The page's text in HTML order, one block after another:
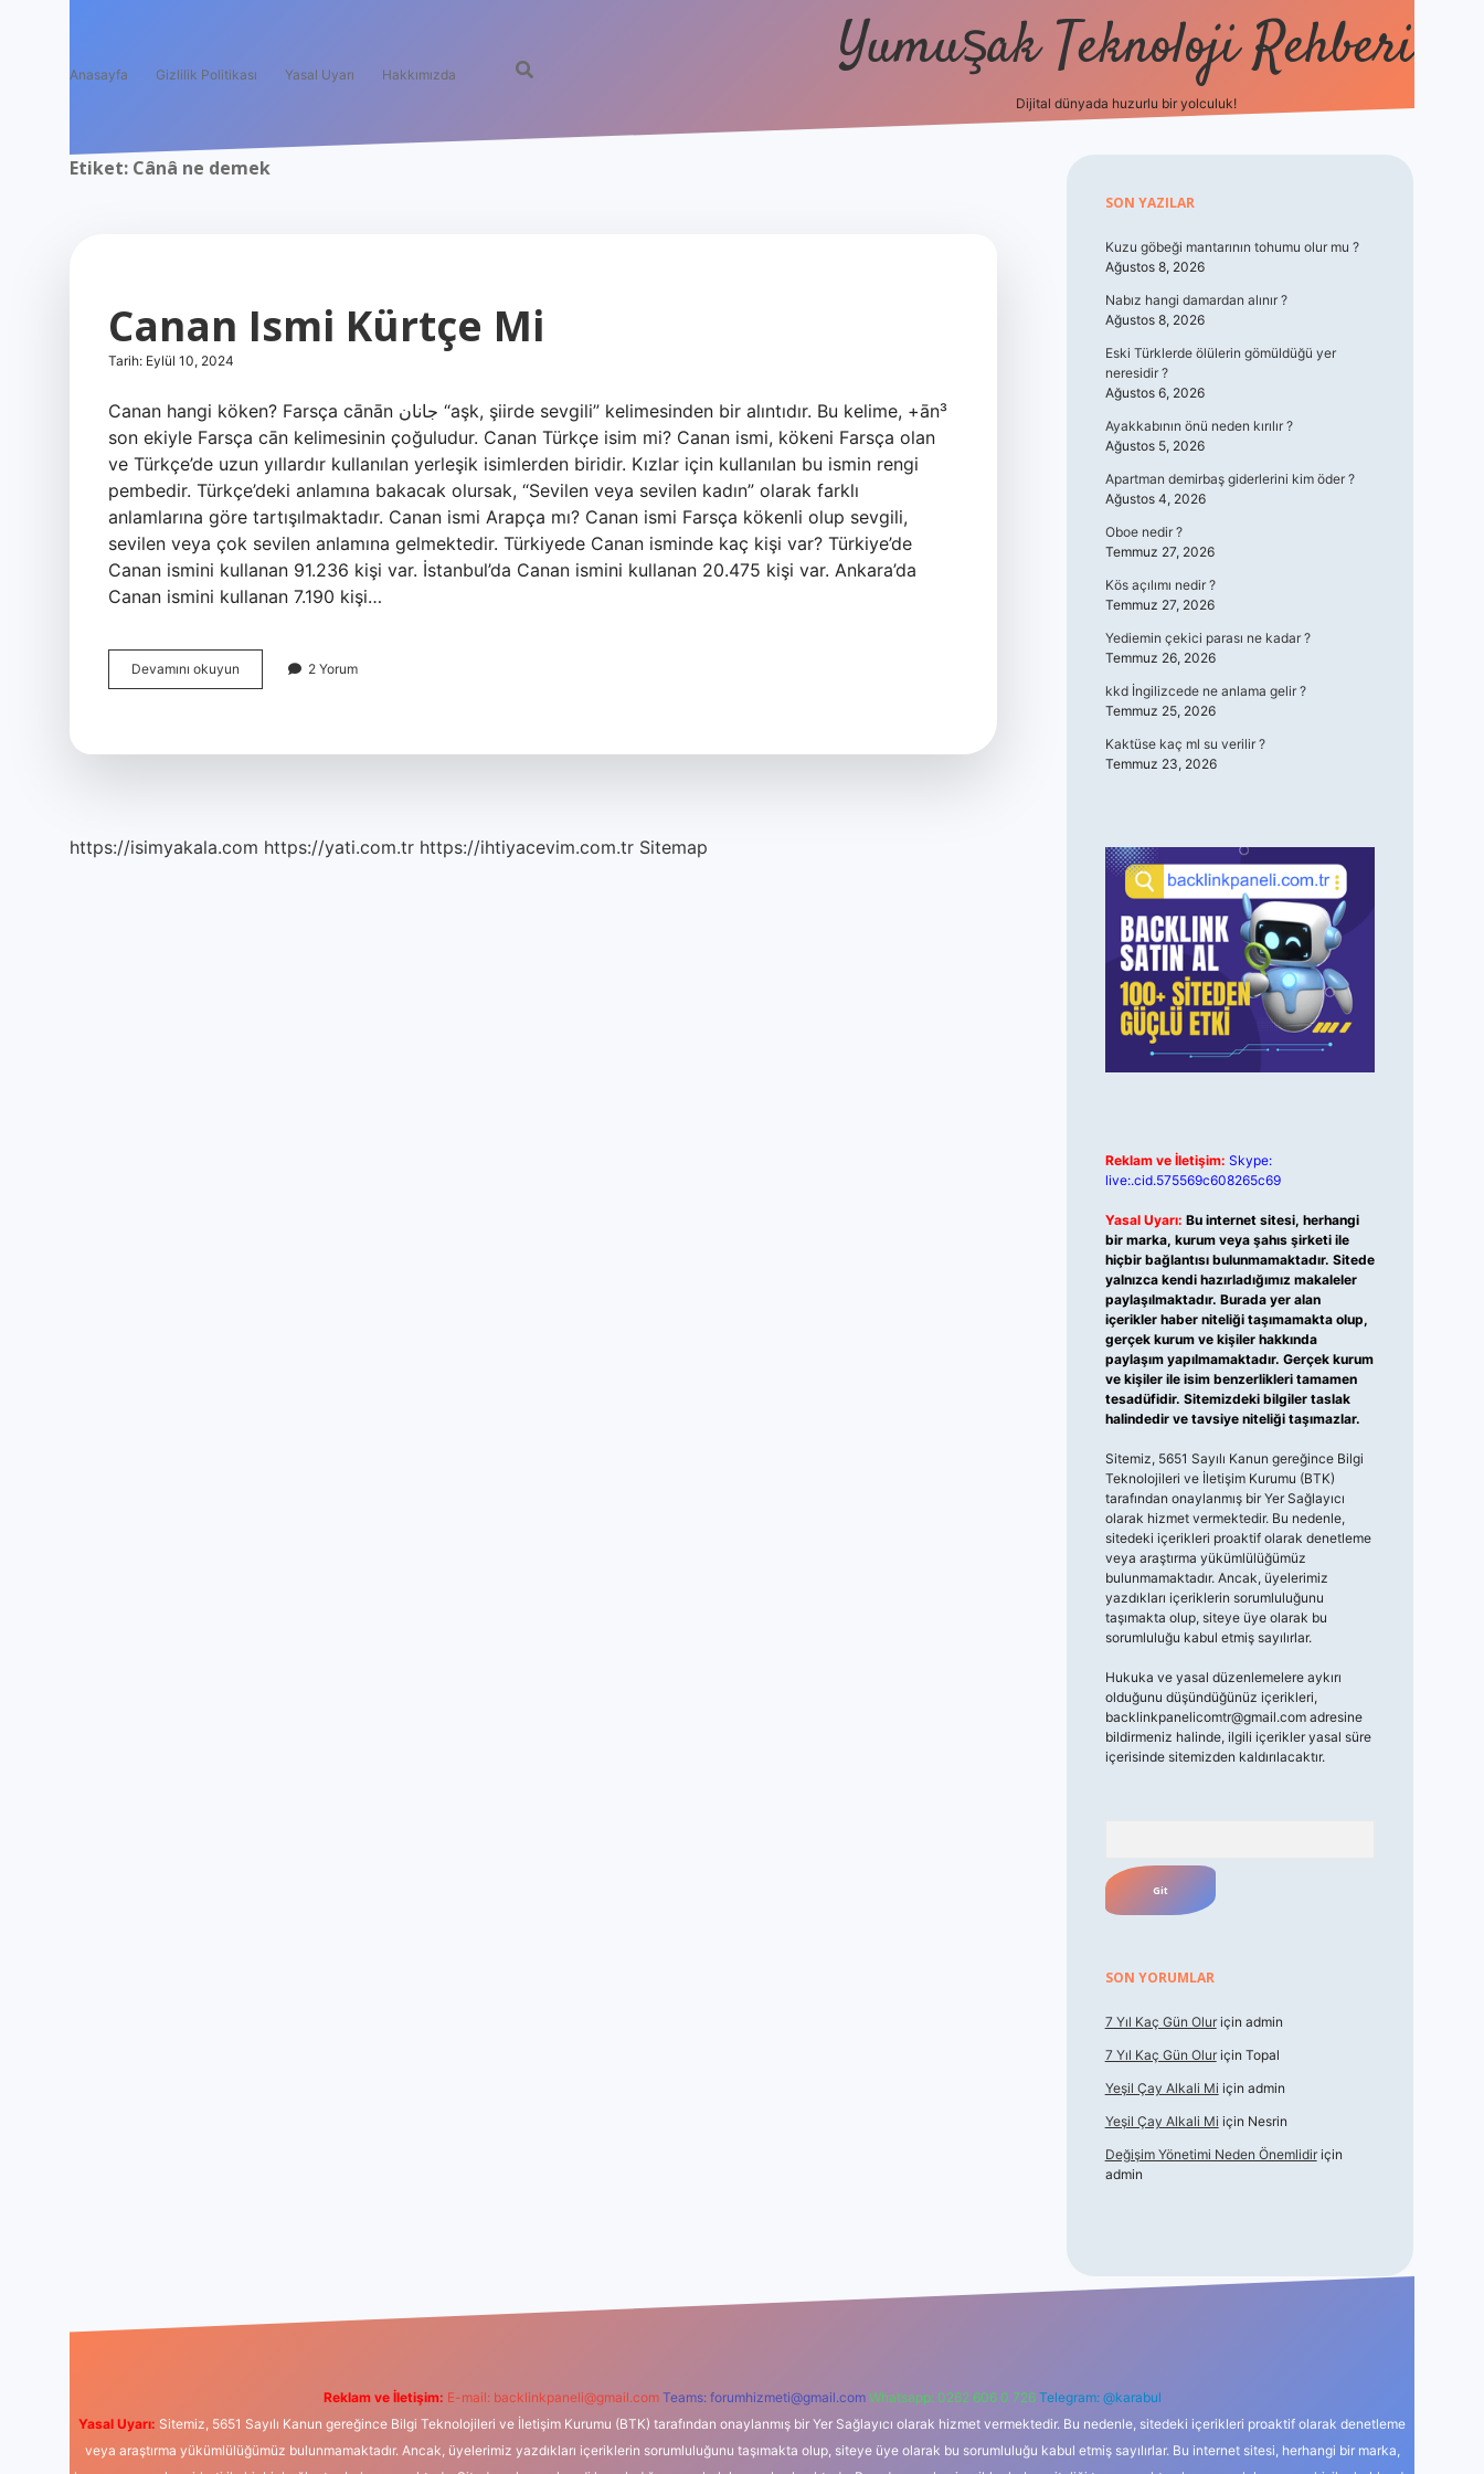
Anasayfa Gizlilik Politikası Yasal Uyarı Hakkımızda Yumuşak Teknoloji Rehberi
Dijital dünyada huzurlu bir yolculuk!
Etiket: Cânâ ne demek
Canan Ismi Kürtçe Mi
Tarih: Eylül 10, 2024
Canan hangi köken? Farsça cānān جانان “aşk, şiirde sevgili” kelimesinden bir alıntıdır. Bu kelime, +ān³
son ekiyle Farsça cān kelimesinin çoğuludur. Canan Türkçe isim mi? Canan ismi, kökeni Farsça olan
ve Türkçe’de uzun yıllardır kullanılan yerleşik isimlerden biridir. Kızlar için kullanılan bu ismin rengi
pembedir. Türkçe’deki anlamına bakacak olursak, “Sevilen veya sevilen kadın” olarak farklı
anlamlarına göre tartışılmaktadır. Canan ismi Arapça mı? Canan ismi Farsça kökenli olup sevgili,
sevilen veya çok sevilen anlamına gelmektedir. Türkiyede Canan isminde kaç kişi var? Türkiye’de
Canan ismini kullanan 91.236 kişi var. İstanbul’da Canan ismini kullanan 20.475 kişi var. Ankara’da
Canan ismini kullanan 7.190 kişi…
Devamını okuyun
Ismi
2 Yorum
https://isimyakala.com https://yati.com.tr https://ihtiyacevim.com.tr Sitemap
Sidebar
SON YAZILAR
Kuzu göbeği mantarının tohumu olur mu ?
Ağustos 8, 2026
Nabız hangi damardan alınır ?
Ağustos 8, 2026
Eski Türklerde ölülerin gömüldüğü yer
neresidir ?
Ağustos 6, 2026
Ayakkabının önü neden kırılır ?
Ağustos 5, 2026
Apartman demirbaş giderlerini kim öder ?
Ağustos 4, 2026
Oboe nedir ?
Temmuz 27, 2026
Kös açılımı nedir ?
Temmuz 27, 2026
Yediemin çekici parası ne kadar ?
Temmuz 26, 2026
kkd İngilizcede ne anlama gelir ?
Temmuz 25, 2026
Kaktüse kaç ml su verilir ?
Temmuz 23, 2026
Reklam ve İletişim: Skype:
live:.cid.575569c608265c69
Yasal Uyarı: Bu internet sitesi, herhangi
bir marka, kurum veya şahıs şirketi ile
hiçbir bağlantısı bulunmamaktadır. Sitede
yalnızca kendi hazırladığımız makaleler
paylaşılmaktadır. Burada yer alan
içerikler haber niteliği taşımamakta olup,
gerçek kurum ve kişiler hakkında
paylaşım yapılmamaktadır. Gerçek kurum
ve kişiler ile isim benzerlikleri tamamen
tesadüfidir. Sitemizdeki bilgiler taslak
halindedir ve tavsiye niteliği taşımazlar.
Sitemiz, 5651 Sayılı Kanun gereğince Bilgi
Teknolojileri ve İletişim Kurumu (BTK)
tarafından onaylanmış bir Yer Sağlayıcı
olarak hizmet vermektedir. Bu nedenle,
sitedeki içerikleri proaktif olarak denetleme
veya araştırma yükümlülüğümüz
bulunmamaktadır. Ancak, üyelerimiz
yazdıkları içeriklerin sorumluluğunu
taşımakta olup, siteye üye olarak bu
sorumluluğu kabul etmiş sayılırlar.
Hukuka ve yasal düzenlemelere aykırı
olduğunu düşündüğünüz içerikleri,
backlinkpanelicomtr@gmail.comadresine
bildirmeniz halinde, ilgili içerikler yasal süre
içerisinde sitemizden kaldırılacaktır.
SON YORUMLAR
7 Yıl Kaç Gün Oluriçin admin
7 Yıl Kaç Gün Oluriçin Topal
Yeşil Çay Alkali Mi için admin
Yeşil Çay Alkali Mi için Nesrin
Değişim Yönetimi Neden Önemlidiriçin
admin
Reklam ve İletişim: E-mail: backlinkpaneli@gmail.com Teams: forumhizmeti@gmail.com Whatsapp: 0262 606 0 726 Telegram: @karabul
Yasal Uyarı: Sitemiz, 5651 Sayılı Kanun gereğince Bilgi Teknolojileri ve İletişim Kurumu (BTK) tarafından onaylanmış bir Yer Sağlayıcı olarak hizmet vermektedir. Bu nedenle, sitedeki içerikleri proaktif olarak denetleme
veya araştırma yükümlülüğümüz bulunmamaktadır. Ancak, üyelerimiz yazdıkları içeriklerin sorumluluğunu taşımakta olup, siteye üye olarak bu sorumluluğu kabul etmiş sayılırlar. Bu internet sitesi, herhangi bir marka,